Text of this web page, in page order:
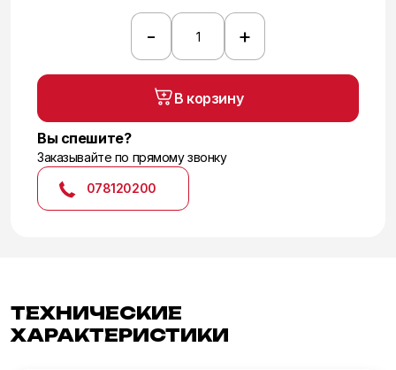
Количество
товара
Крайзель
215
- +
В корзину
Вы спешите?
Заказывайте по прямому звонку
078120200
ТЕХНИЧЕСКИЕ
ХАРАКТЕРИСТИКИ